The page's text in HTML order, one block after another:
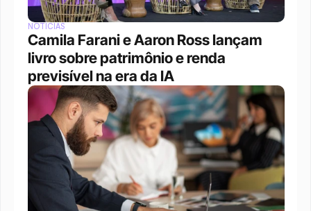
NOTÍCIAS
Camila Farani e Aaron Ross lançam
livro sobre patrimônio e renda
previsível na era da IA